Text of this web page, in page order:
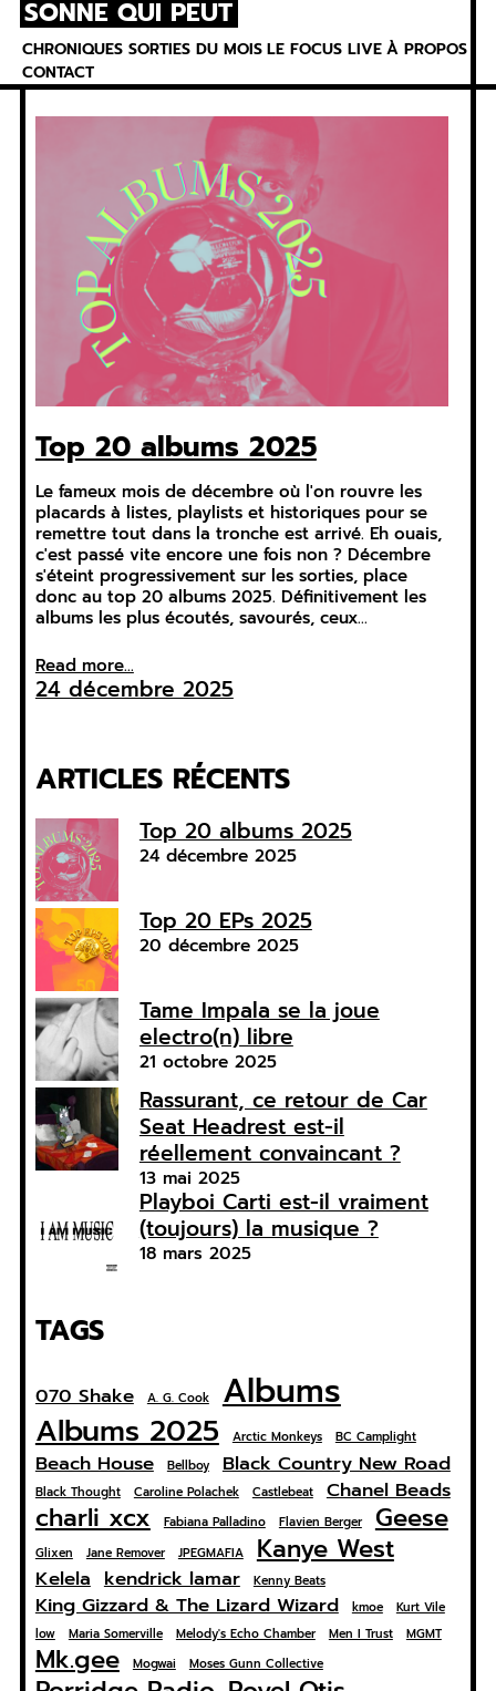
Skip
content
SONNE QUI PEUT
CHRONIQUES SORTIES DU MOIS LE FOCUS LIVE À PROPOS
CONTACT
Top 20 albums 2025
Le fameux mois de décembre où l'on rouvre les
placards à listes, playlists et historiques pour se
remettre tout dans la tronche est arrivé. Eh ouais,
c'est passé vite encore une fois non ? Décembre
s'éteint progressivement sur les sorties, place
donc au top 20 albums 2025. Définitivement les
albums les plus écoutés, savourés, ceux…
Read more...
24 décembre 2025
ARTICLES RÉCENTS
Top 20 albums 2025
24 décembre 2025
Top 20 EPs 2025
20 décembre 2025
Tame Impala se la joue
electro(n) libre
21 octobre 2025
Rassurant, ce retour de Car
Seat Headrest est-il
réellement convaincant ?
13 mai 2025
Playboi Carti est-il vraiment
(toujours) la musique ?
18 mars 2025
TAGS
070 Shake A. G. Cook Albums
Albums 2025 Arctic Monkeys BC Camplight
Beach House Bellboy Black Country New Road
Black Thought Caroline Polachek Castlebeat Chanel Beads
charli xcx Fabiana Palladino Flavien Berger Geese
Glixen Jane Remover JPEGMAFIA Kanye West
Kelela kendrick lamar Kenny Beats
King Gizzard & The Lizard Wizard kmoe
Kurt Vile
low
Maria Somerville Melody's Echo Chamber Men I Trust MGMT
Mk.gee Mogwai Moses Gunn Collective